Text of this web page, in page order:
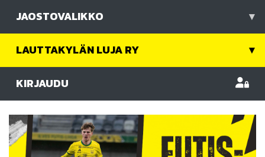
JAOSTOVALIKKO ▾
LAUTTAKYLÄN LUJA RY ▾
KIRJAUDU